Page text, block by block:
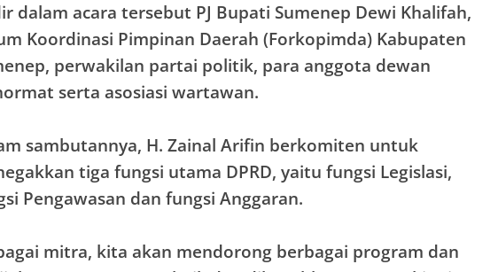
dalam acara tersebut PJ Bupati Sumenep Dewi Khalifah,
Koordinasi Pimpinan Daerah (Forkopimda) Kabupaten
perwakilan partai politik, para anggota dewan
serta asosiasi wartawan.
sambutannya, H. Zainal Arifin berkomiten untuk
tiga fungsi utama DPRD, yaitu fungsi Legislasi,
Pengawasan dan fungsi Anggaran.
mitra, kita akan mendorong berbagai program dan